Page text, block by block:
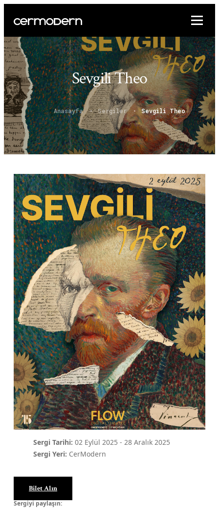
Sevgili Theo
Anasayfa Sergiler Sevgili Theo
Sergi Tarihi: 02 Eylül 2025 - 28 Aralık 2025
Sergi Yeri: CerModern
Bilet Alın
Sergiyi paylaşın: